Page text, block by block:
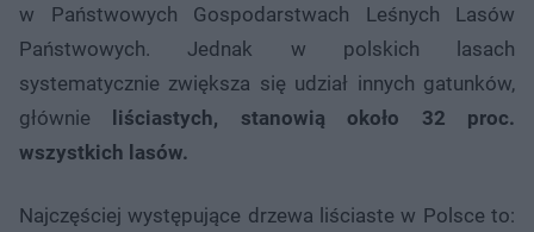
w Państwowych Gospodarstwach Leśnych Lasów
Państwowych. Jednak w polskich lasach
systematycznie zwiększa się udział innych gatunków,
głównie liściastych, stanowią około 32 proc.
wszystkich lasów.
Najczęściej występujące drzewa liściaste w Polsce to: